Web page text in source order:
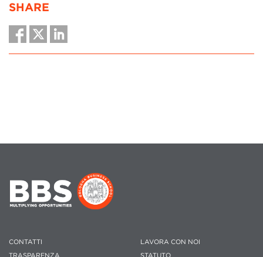
SHARE
CONTATTI
TRASPARENZA
LAVORA CON NOI
STATUTO